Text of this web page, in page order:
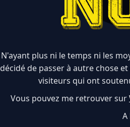
N'ayant plus ni le temps ni les
décidé de passer à autre chose
visiteurs qui ont
Vous pouvez me retrouver sur
A